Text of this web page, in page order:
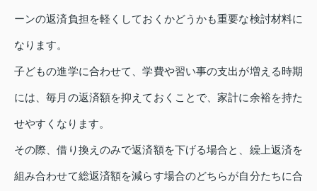
ーンの返済負担を軽くしておくかどうかも重要な検討材料に
なります。
子どもの進学に合わせて、学費や習い事の支出が増える時期
には、毎月の返済額を抑えておくことで、家計に余裕を持た
せやすくなります。
その際、借り換えのみで返済額を下げる場合と、繰上返済を
組み合わせて総返済額を減らす場合のどちらが自分たちに合